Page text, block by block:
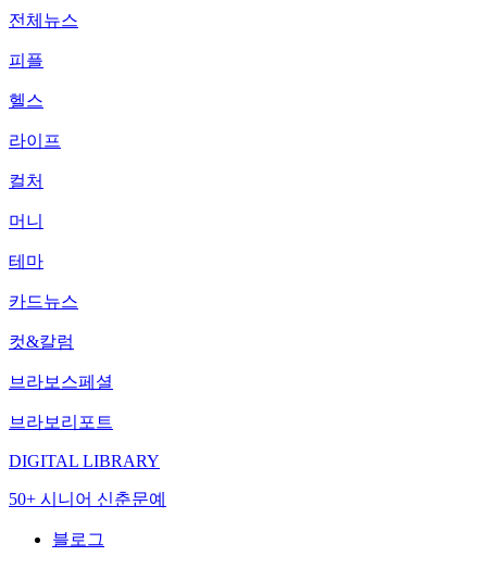
전체뉴스
피플
헬스
라이프
컬처
머니
테마
카드뉴스
컷&칼럼
브라보스페셜
브라보리포트
DIGITAL LIBRARY
50+ 시니어 신춘문예
블로그